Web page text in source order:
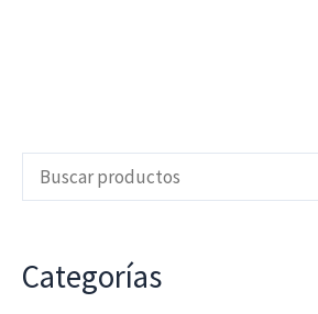
Categorías